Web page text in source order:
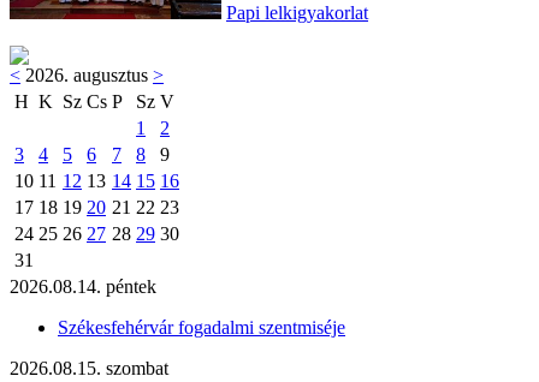
Papi lelkigyakorlat
< 2026. augusztus >
H K Sz Cs P Sz V
1
2
3
4 5 6 7 8
9
10 11 12 13 14 15 16
17 18 19 20 21 22 23
24 25 26 27 28 29 30
31
2026.08.14. péntek
Székesfehérvár fogadalmi szentmiséje
2026.08.15. szombat